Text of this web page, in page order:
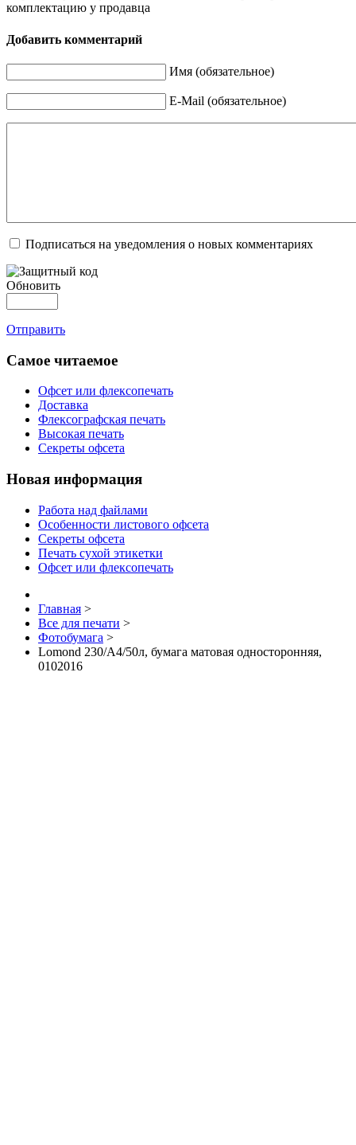
комплектацию у продавца
Добавить комментарий
Имя (обязательное)
E-Mail (обязательное)
Подписаться на уведомления о новых комментариях
Обновить
Отправить
Самое читаемое
Офсет или флексопечать
Доставка
Флексографская печать
Высокая печать
Секреты офсета
Новая информация
Работа над файлами
Особенности листового офсета
Секреты офсета
Печать сухой этикетки
Офсет или флексопечать
Главная >
Все для печати >
Фотобумага >
Lomond 230/A4/50л, бумага матовая односторонняя,
0102016